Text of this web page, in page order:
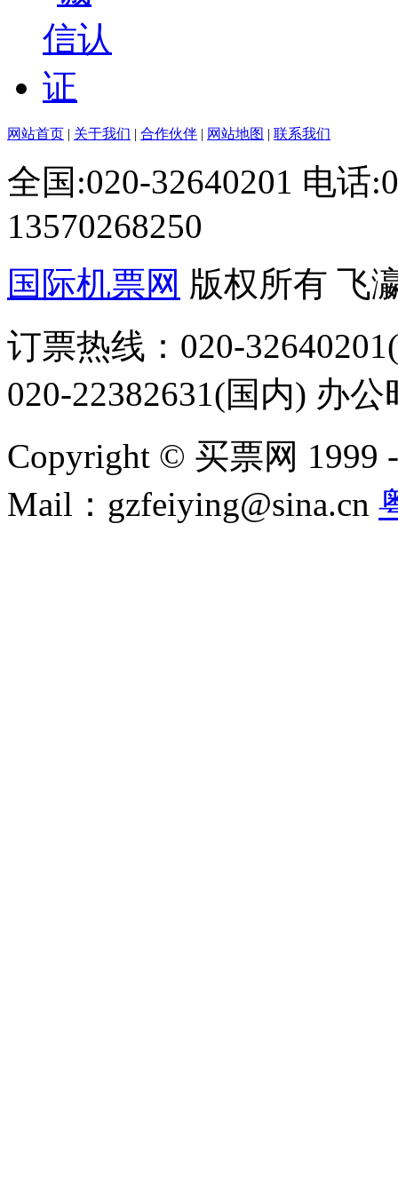
网站首页 | 关于我们 | 合作伙伴 | 网站地图 | 联系我们
全国:020-32640201 电话
13570268250
国际机票网 版权所有 飞
订票热线：020-
020-22382631(国内) 办
Copyright © 买票网 1999
Mail：gzfeiying@sina.cn